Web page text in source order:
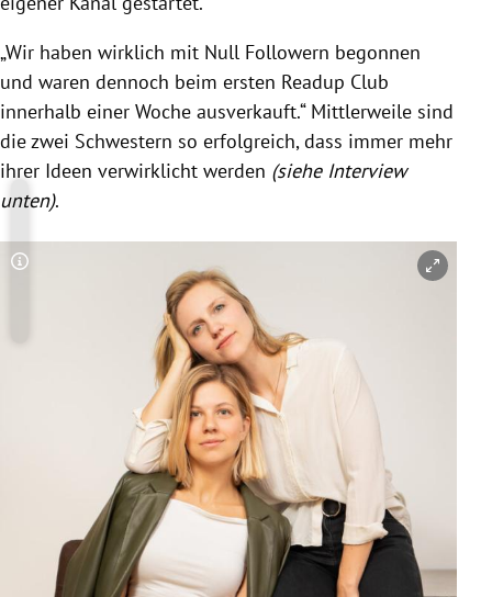
„Wir haben wirklich mit Null Followern begonnen
und waren dennoch beim ersten Readup Club
innerhalb einer Woche ausverkauft.“ Mittlerweile sind
die zwei Schwestern so erfolgreich, dass immer mehr
ihrer Ideen verwirklicht werden (siehe Interview
unten).
Copyright-Hinweis öffnen/schließen